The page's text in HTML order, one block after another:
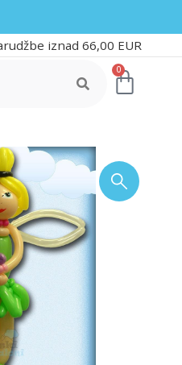
iznad 66,00 EUR
0